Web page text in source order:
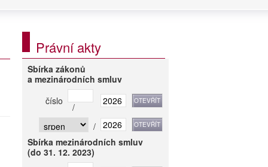
Právní akty
Sbírka zákonů
a mezinárodních smluv
číslo
/
/
Sbírka mezinárodních smluv
(do 31. 12. 2023)